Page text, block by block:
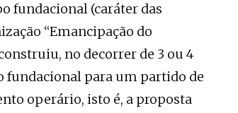
fundacional (caráter das
“Emancipação do
no decorrer de 3 ou 4
fundacional para um partido de
operário, isto é, a proposta